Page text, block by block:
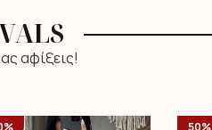
αφίξεις!
50%